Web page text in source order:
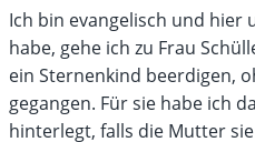
Ich bin evangelisch und hier
habe, gehe ich zu Frau
ein Sternenkind beerdigen,
gegangen. Für sie habe ich
hinterlegt, falls die Mutter